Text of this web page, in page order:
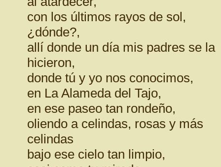
con los últimos rayos de sol,
¿dónde?,
allí donde un día mis padres se la
hicieron,
donde tú y yo nos conocimos,
en La Alameda del Tajo,
en ese paseo tan rondeño,
oliendo a celindas, rosas y más
celindas
bajo ese cielo tan limpio,